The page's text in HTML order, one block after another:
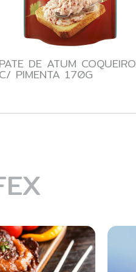
PATE DE ATUM COQUEIRO
C/ PIMENTA 170G